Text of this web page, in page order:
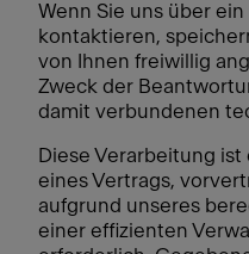
Wenn Sie uns über
kontaktieren,
von Ihnen freiwillig
Zweck der
damit verbundenen
Diese Verarbeitung
eines Vertrags,
aufgrund unseres
einer effizienten